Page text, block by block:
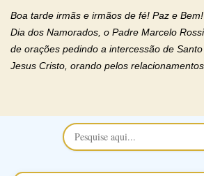
relacionamento e que minaram,
casal. Vamos orar (coloque o seu esposo
Deus). "Senhor Jesus, restaura os laços ...
Boa tarde irmãs e irmãos de fé! Paz e
Dia dos Namorados, o Padre Marcelo
de orações pedindo a intercessão de
Jesus Cristo, orando pelos
maravilhosos cartões que coloquei aqui
esta abençoada semana no Momento de
vamos juntos formar esta forte corrente de